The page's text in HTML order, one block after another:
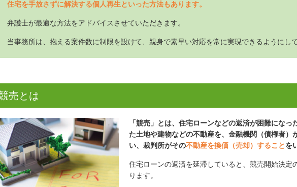
住宅を手放さずに解決する個人再生といった方法もあります。
弁護士が最適な方法をアドバイスさせていただきます。
当事務所は、抱える案件数に制限を設けて、親身で素早い対応を常に実現できるようにし
売とは
「競売」とは、住宅ローンなどの返済が困難になっ
た土地や建物などの不動産を、金融機関（債権者）
い、裁判所がその不動産を換価（売却）すること を
住宅ローンの返済を延滞していると、競売開始決定
ります。